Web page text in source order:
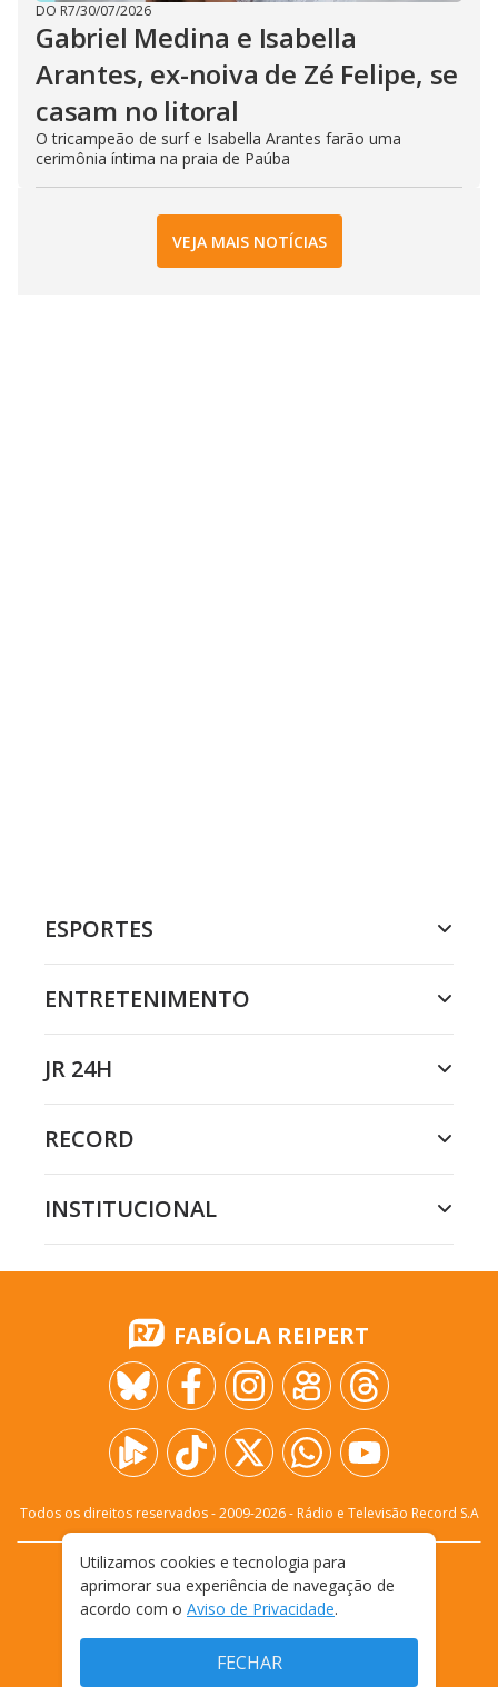
DO R7/30/07/2026
Gabriel Medina e Isabella
Arantes, ex-noiva de Zé Felipe, se
casam no litoral
O tricampeão de surf e Isabella Arantes farão uma
cerimônia íntima na praia de Paúba
VEJA MAIS NOTÍCIAS
ESPORTES
ENTRETENIMENTO
JR 24H
RECORD
INSTITUCIONAL
FABÍOLA REIPERT
Todos os direitos reservados - 2009-2026- Rádio e Televisão Record S.A
FALE CONOSCO
PRIVACIDADE
TERMOS E CONDIÇÕES DE USO
Utilizamos cookies e tecnologia para
aprimorar sua experiência de navegação de
acordo com o Aviso de Privacidade.
FECHAR